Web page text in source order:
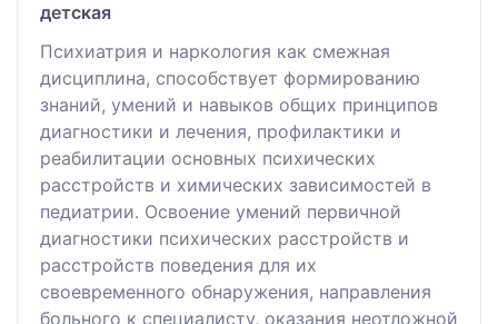
детская
Психиатрия и наркология как смежная
дисциплина, способствует формированию
знаний, умений и навыков общих принципов
диагностики и лечения, профилактики и
реабилитации основных психических
расстройств и химических зависимостей в
педиатрии. Освоение умений первичной
диагностики психических расстройств и
расстройств поведения для их
своевременного обнаружения, направления
больного к специалисту, оказания неотложной